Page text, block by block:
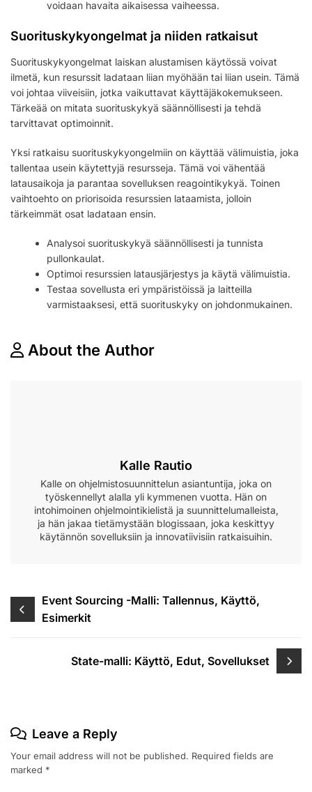
voidaan havaita aikaisessa vaiheessa.
Suorituskykyongelmat ja niiden ratkaisut
Suorituskykyongelmat laiskan alustamisen käytössä voivat
ilmetä, kun resurssit ladataan liian myöhään tai liian usein. Tämä
voi johtaa viiveisiin, jotka vaikuttavat käyttäjäkokemukseen.
Tärkeää on mitata suorituskykyä säännöllisesti ja tehdä
tarvittavat optimoinnit.
Yksi ratkaisu suorituskykyongelmiin on käyttää välimuistia, joka
tallentaa usein käytettyjä resursseja. Tämä voi vähentää
latausaikoja ja parantaa sovelluksen reagointikykyä. Toinen
vaihtoehto on priorisoida resurssien lataamista, jolloin
tärkeimmät osat ladataan ensin.
Analysoi suorituskykyä säännöllisesti ja tunnista
pullonkaulat.
Optimoi resurssien latausjärjestys ja käytä välimuistia.
Testaa sovellusta eri ympäristöissä ja laitteilla
varmistaaksesi, että suorituskyky on johdonmukainen.
About the Author
Kalle Rautio
Kalle on ohjelmistosuunnittelun asiantuntija, joka on
työskennellyt alalla yli kymmenen vuotta. Hän on
intohimoinen ohjelmointikielistä ja suunnittelumalleista,
ja hän jakaa tietämystään blogissaan, joka keskittyy
käytännön sovelluksiin ja innovatiivisiin ratkaisuihin.
Post
navigation
Event Sourcing -Malli: Tallennus, Käyttö,
Esimerkit
State-malli: Käyttö, Edut, Sovellukset
Leave a Reply
Your email address will not be published. Required fields are
marked *